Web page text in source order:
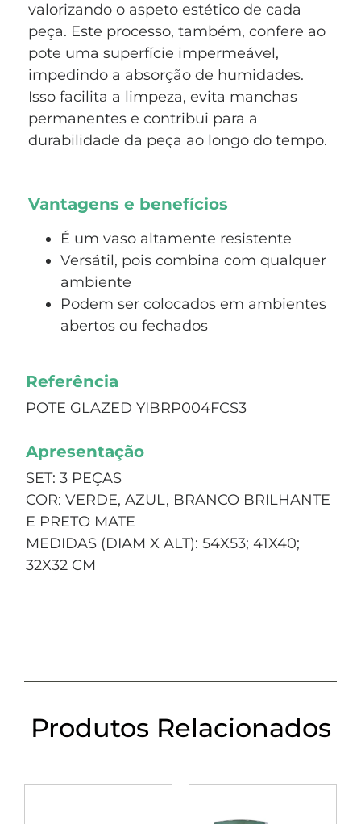
valorizando o aspeto estético de cada
peça. Este processo, também, confere ao
pote uma superfície impermeável,
impedindo a absorção de humidades.
Isso facilita a limpeza, evita manchas
permanentes e contribui para a
durabilidade da peça ao longo do tempo.
Vantagens e benefícios
É um vaso altamente resistente
Versátil, pois combina com qualquer
ambiente
Podem ser colocados em ambientes
abertos ou fechados
Referência
POTE GLAZED YIBRP004FCS3
Apresentação
SET: 3 PEÇAS
COR: VERDE, AZUL, BRANCO BRILHANTE
E PRETO MATE
MEDIDAS (DIAM X ALT): 54X53; 41X40;
32X32 CM
Produtos Relacionados